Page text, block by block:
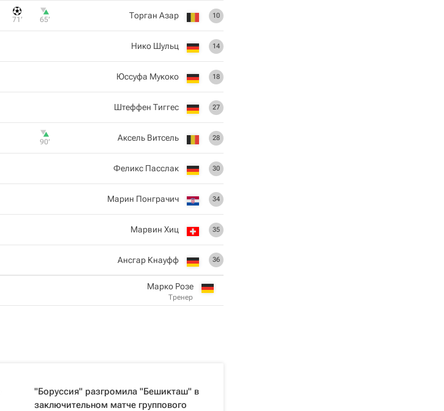
10
Торган Азар
65‎’‎
71‎’‎
14
Нико Шульц
18
Юссуфа Мукоко
27
Штеффен Тиггес
28
Аксель Витсель
90‎’‎
30
Феликс Пасслак
34
Марин Понграчич
35
Марвин Хиц
36
Ансгар Кнауфф
Марко Розе
Тренер
"Боруссия" разгромила "Бешикташ" в
заключительном матче группового